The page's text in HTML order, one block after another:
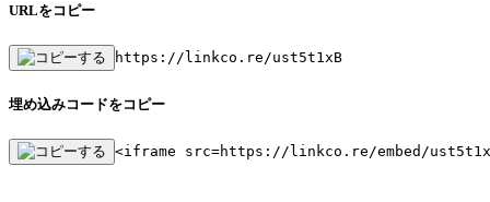
URLをコピー
https://linkco.re/ust5t1xB
埋め込みコードをコピー
<iframe src=https://linkco.re/embed/